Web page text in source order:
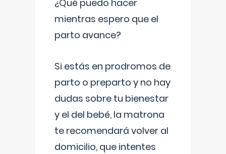
¿Qué puedo hacer
mientras espero que el
parto avance?
Si estás en prodromos de
parto o preparto y no hay
dudas sobre tu bienestar
y el del bebé, la matrona
te recomendará volver al
domicilio, que intentes